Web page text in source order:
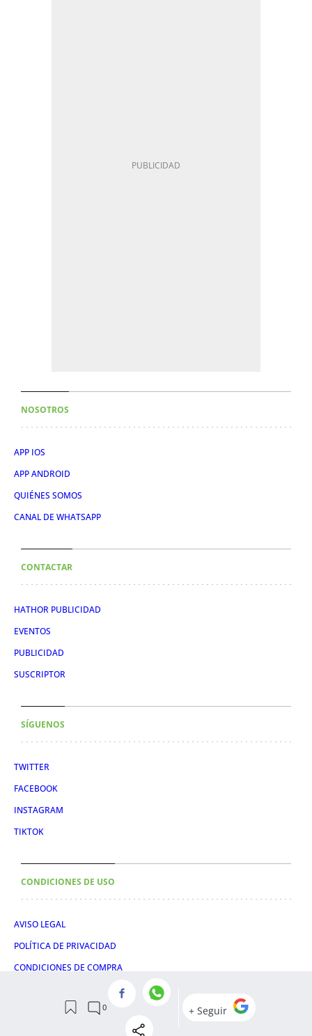
NOSOTROS
APP IOS
APP ANDROID
QUIÉNES SOMOS
CANAL DE WHATSAPP
CONTACTAR
HATHOR PUBLICIDAD
EVENTOS
PUBLICIDAD
SUSCRIPTOR
SÍGUENOS
TWITTER
FACEBOOK
INSTAGRAM
TIKTOK
CONDICIONES DE USO
AVISO LEGAL
POLÍTICA DE PRIVACIDAD
CONDICIONES DE COMPRA